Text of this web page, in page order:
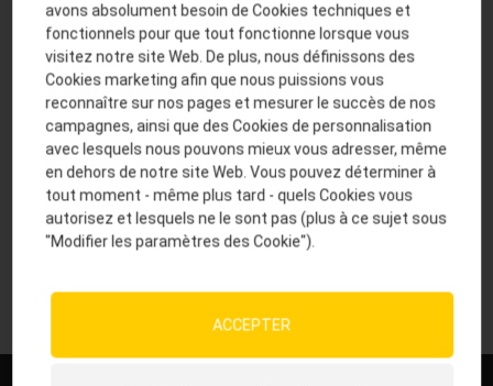
Protection des données*
J'accepte la mention sur la protection des
données personnelles et le fait que mes données
soient enregistrées et utilisées, afin de traiter ma
demande.
Envoyer
avons absolument besoin de Cookies techniques et
fonctionnels pour que tout fonctionne lorsque vous
visitez notre site Web. De plus, nous définissons des
Cookies marketing afin que nous puissions vous
reconnaître sur nos pages et mesurer le succès de nos
campagnes, ainsi que des Cookies de personnalisation
avec lesquels nous pouvons mieux vous adresser, même
en dehors de notre site Web. Vous pouvez déterminer à
tout moment - même plus tard - quels Cookies vous
autorisez et lesquels ne le sont pas (plus à ce sujet sous
"Modifier les paramètres des Cookie").
ACCEPTER